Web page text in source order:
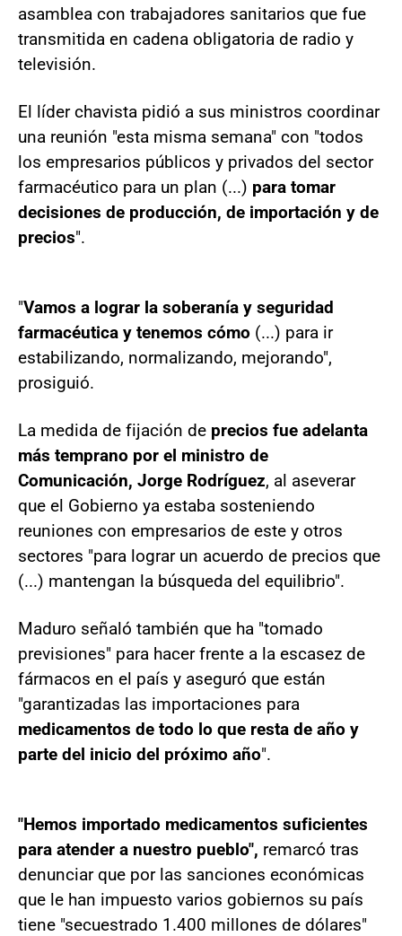
asamblea con trabajadores sanitarios que fue
transmitida en cadena obligatoria de radio y
televisión.
El líder chavista pidió a sus ministros coordinar
una reunión "esta misma semana" con "todos
los empresarios públicos y privados del sector
farmacéutico para un plan (...) para tomar
decisiones de producción, de importación y de
precios".
"Vamos a lograr la soberanía y seguridad
farmacéutica y tenemos cómo (...) para ir
estabilizando, normalizando, mejorando",
prosiguió.
La medida de fijación de precios fue adelanta
más temprano por el ministro de
Comunicación, Jorge Rodríguez, al aseverar
que el Gobierno ya estaba sosteniendo
reuniones con empresarios de este y otros
sectores "para lograr un acuerdo de precios que
(...) mantengan la búsqueda del equilibrio".
Maduro señaló también que ha "tomado
previsiones" para hacer frente a la escasez de
fármacos en el país y aseguró que están
"garantizadas las importaciones para
medicamentos de todo lo que resta de año y
parte del inicio del próximo año".
"Hemos importado medicamentos suficientes
para atender a nuestro pueblo", remarcó tras
denunciar que por las sanciones económicas
que le han impuesto varios gobiernos su país
tiene "secuestrado 1.400 millones de dólares"